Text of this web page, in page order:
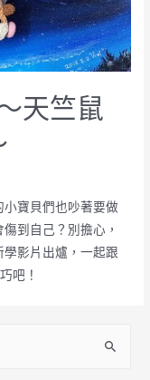
天竺鼠
寶貝們也吵著要做
到自己？別擔心，
影片出爐，一起跟
吧！